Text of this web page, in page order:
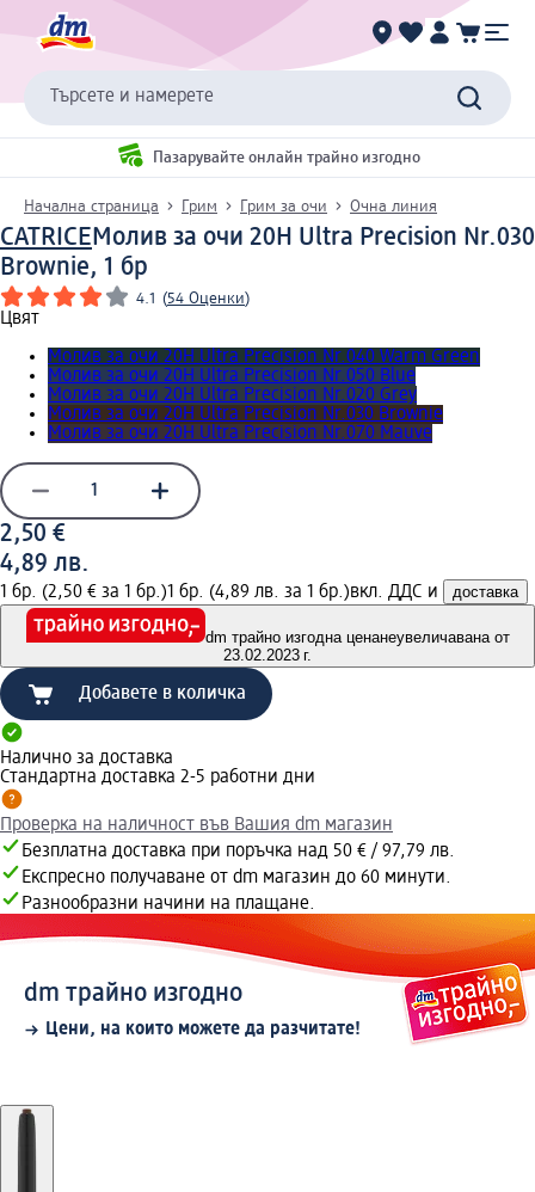
Търсете и намерете
Пазарувайте онлайн трайно изгодно
Начална страница Грим Грим за очи Очна линия
CATRICEМолив за очи 20H Ultra Precision Nr.030
Brownie, 1 бр
4.1 (54 Оценки)
Цвят
Молив за очи 20H Ultra Precision Nr.040 Warm Green
Молив за очи 20H Ultra Precision Nr.050 Blue
Молив за очи 20H Ultra Precision Nr.020 Grey
Молив за очи 20H Ultra Precision Nr.030 Brownie
Молив за очи 20H Ultra Precision Nr.070 Mauve
2,50 €
4,89 лв.
1 бр. (2,50 € за 1 бр.)1 бр. (4,89 лв. за 1 бр.)вкл. ДДС и доставка
dm трайно изгодна ценанеувеличавана от
23.02.2023 г.
Добавете в количка
Налично за доставка
Стандартна доставка 2-5 работни дни
Проверка на наличност във Вашия dm магазин
Безплатна доставка при поръчка над 50 € / 97,79 лв.
Експресно получаване от dm магазин до 60 минути.
Разнообразни начини на плащане.
dm трайно изгодно
Цени, на които можете да разчитате!